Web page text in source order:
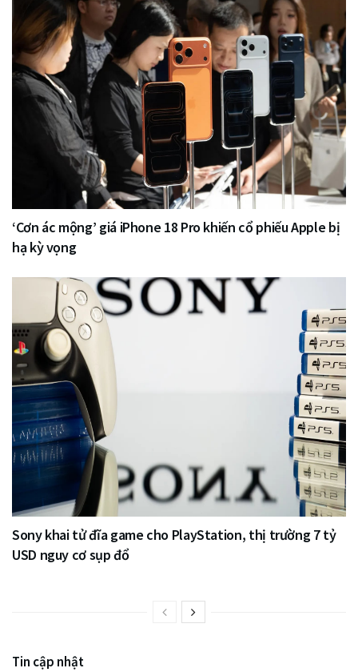
‘Cơn ác mộng’ giá iPhone 18 Pro khiến cổ phiếu Apple bị
hạ kỳ vọng
Sony khai tử đĩa game cho PlayStation, thị trường 7 tỷ
USD nguy cơ sụp đổ
Tin cập nhật